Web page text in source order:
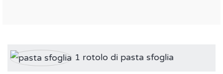
1 rotolo di pasta sfoglia